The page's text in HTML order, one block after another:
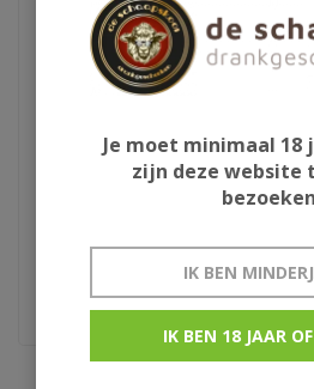
Aura Teranino
€29,95
Je moet minimaal 18
zijn deze website
bezoeken
IK BEN
IK BEN 18 JAAR